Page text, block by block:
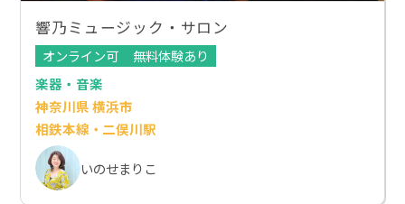
響乃ミュージック・サロン
オンライン可
無料体験あり
楽器・音楽
神奈川県 横浜市
相鉄本線・二俣川駅
いのせまりこ